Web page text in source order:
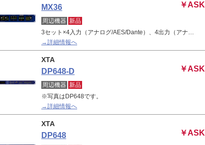
MX36 ￥ASK
周辺機器 新品
3セット×4入力（アナログ/AES/Dante）、4出力（アナ…
→詳細情報へ
XTA
DP648-D ￥ASK
周辺機器 新品
※写真はDP648です。
→詳細情報へ
XTA
DP648 ￥ASK